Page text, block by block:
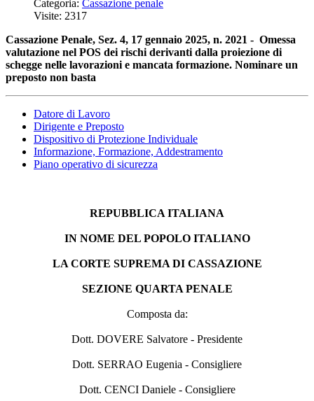
Categoria: Cassazione penale
Visite: 2317
Cassazione Penale, Sez. 4, 17 gennaio 2025, n. 2021 - Omessa
valutazione nel POS dei rischi derivanti dalla proiezione di
schegge nelle lavorazioni e mancata formazione. Nominare un
preposto non basta
Datore di Lavoro
Dirigente e Preposto
Dispositivo di Protezione Individuale
Informazione, Formazione, Addestramento
Piano operativo di sicurezza
REPUBBLICA ITALIANA
IN NOME DEL POPOLO ITALIANO
LA CORTE SUPREMA DI CASSAZIONE
SEZIONE QUARTA PENALE
Composta da:
Dott. DOVERE Salvatore - Presidente
Dott. SERRAO Eugenia - Consigliere
Dott. CENCI Daniele - Consigliere